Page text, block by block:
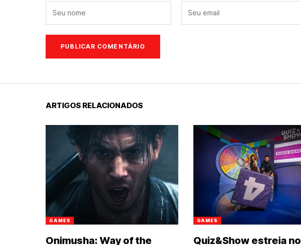
ARTIGOS RELACIONADOS
GAMES
Onimusha: Way of the
GAMES
Quiz&Show estreia no